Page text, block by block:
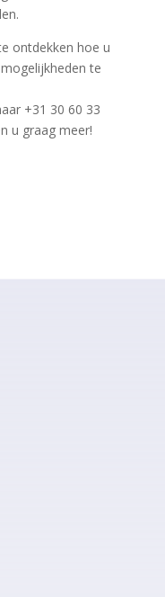
ontdekken hoe u
te
+31 30 60 33
u graag meer!